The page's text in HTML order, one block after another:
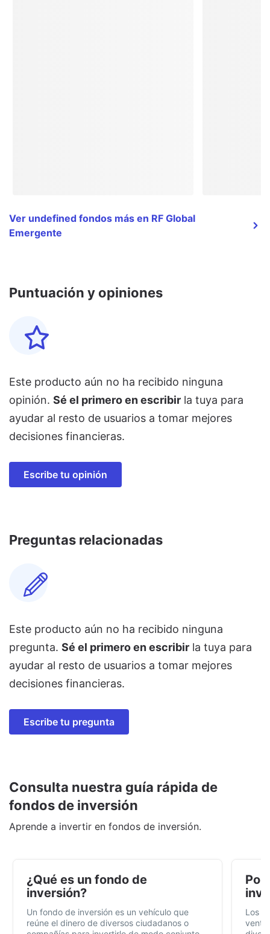
Ver undefined fondos más en RF Global
Emergente
Puntuación y opiniones
Este producto aún no ha recibido ninguna
opinión. Sé el primero en escribir la tuya para
ayudar al resto de usuarios a tomar mejores
decisiones financieras.
Escribe tu opinión
Preguntas relacionadas
Este producto aún no ha recibido ninguna
pregunta. Sé el primero en escribir la tuya para
ayudar al resto de usuarios a tomar mejores
decisiones financieras.
Escribe tu pregunta
Consulta nuestra guía rápida de
fondos de inversión
Aprende a invertir en fondos de inversión.
¿Qué es un fondo de
inversión?
Un fondo de inversión es un vehículo que
reúne el dinero de diversos ciudadanos o
Por
Los